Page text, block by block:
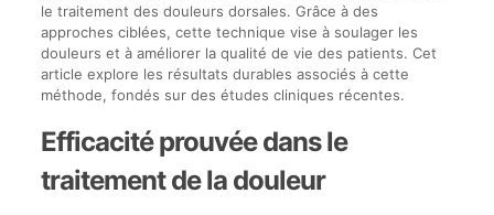
le traitement des douleurs dorsales. Grâce à des
approches ciblées, cette technique vise à soulager les
douleurs et à améliorer la qualité de vie des patients. Cet
article explore les résultats durables associés à cette
méthode, fondés sur des études cliniques récentes.
Efficacité prouvée dans le
traitement de la douleur